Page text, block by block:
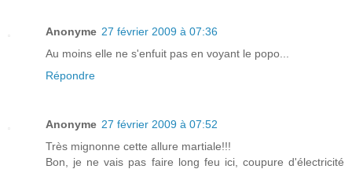
Anonyme 27 février 2009 à 07:36
Au moins elle ne s'enfuit pas en voyant le popo...
Répondre
Anonyme 27 février 2009 à 07:52
Très mignonne cette allure martiale!!!
Bon, je ne vais pas faire long feu ici, coupure d'électricité